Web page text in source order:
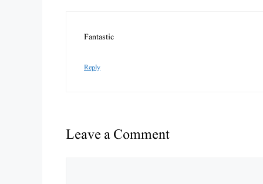
Fantastic
Reply
Leave a Comment